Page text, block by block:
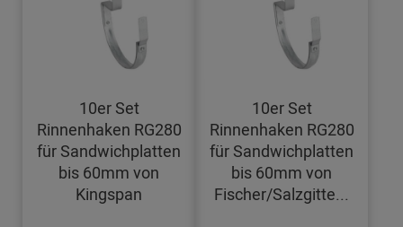
10er Set
Rinnenhaken RG280
für Sandwichplatten
bis 60mm von
Kingspan
10er Set
Rinnenhaken RG280
für Sandwichplatten
bis 60mm von
Fischer/Salzgitte...